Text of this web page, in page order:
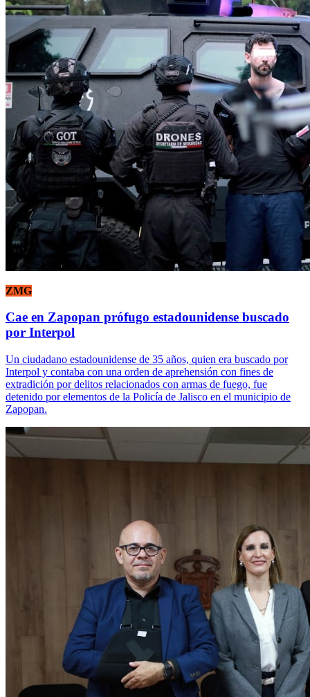
ZMG
Cae en Zapopan prófugo estadounidense buscado
por Interpol
Un ciudadano estadounidense de 35 años, quien era buscado por
Interpol y contaba con una orden de aprehensión con fines de
extradición por delitos relacionados con armas de fuego, fue
detenido por elementos de la Policía de Jalisco en el municipio de
Zapopan.